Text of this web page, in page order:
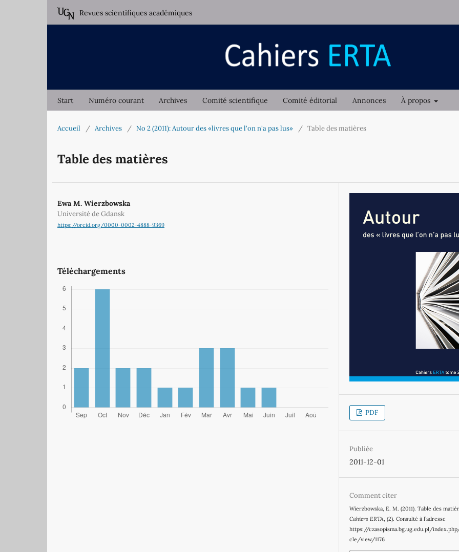
Start Numéro courant Archives Comité scientifique Comité éditorial Annonces À propos
Revues scientifiques académiques
Accueil / Archives / No 2 (2011): Autour des «livres que l'on n'a pas lus» / Table des matières
Table des matières
Ewa M. Wierzbowska
Université de Gdansk
https://orcid.org/0000-0002-4888-9369
Téléchargements
PDF
Publiée
2011-12-01
Comment citer
Wierzbowska, E. M. (2011). Table des
Cahiers ERTA, (2). Consulté à l’adresse
https://czasopisma.bg.ug.edu.pl/
cle/view/1176